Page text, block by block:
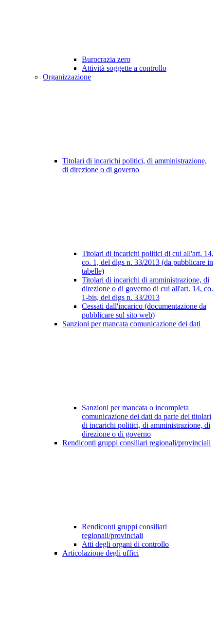
Burocrazia zero
Attività soggette a controllo
Organizzazione
Titolari di incarichi politici, di amministrazione,
di direzione o di governo
Titolari di incarichi politici di cui all'art. 14,
co. 1, del dlgs n. 33/2013 (da pubblicare in
tabelle)
Titolari di incarichi di amministrazione, di
direzione o di governo di cui all'art. 14, co.
1-bis, del dlgs n. 33/2013
Cessati dall'incarico (documentazione da
pubblicare sul sito web)
Sanzioni per mancata comunicazione dei dati
Sanzioni per mancata o incompleta
comunicazione dei dati da parte dei titolari
di incarichi politici, di amministrazione, di
direzione o di governo
Rendiconti gruppi consiliari regionali/provinciali
Rendiconti gruppi consiliari
regionali/provinciali
Atti degli organi di controllo
Articolazione degli uffici